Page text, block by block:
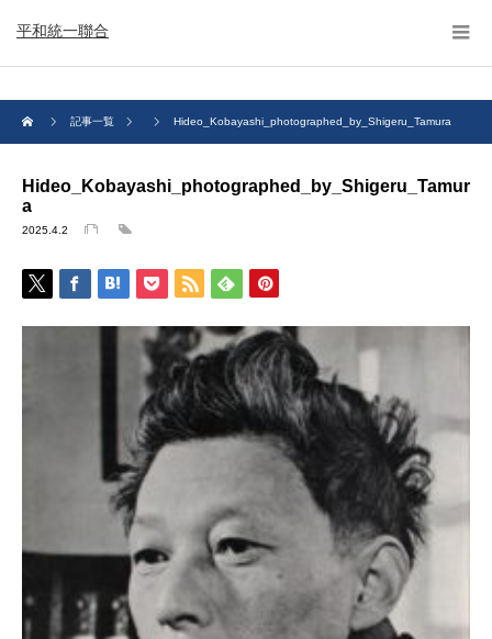
平和統一聯合
記事一覧 Hideo_Kobayashi_photographed_by_Shigeru_Tamura
Hideo_Kobayashi_photographed_by_Shigeru_Tamur
a
2025.4.2